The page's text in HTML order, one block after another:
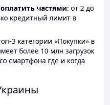
оплатить частями: от 2 до
кредитный лимит в
3 категории «Покупки» в
более 10 млн загрузок
смартфона где и когда